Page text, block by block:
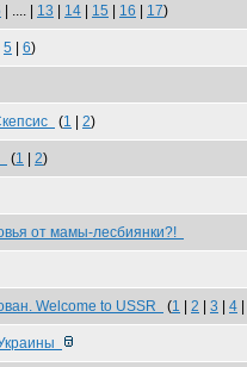
| .... | 13 14 15 16 17)
5 6)
(1 2)
(1 2)
от мамы-лесбиянки?!
Welcome to USSR (1 2 3 4